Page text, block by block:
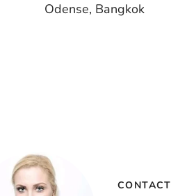
Odense, Bangkok
CONTACT